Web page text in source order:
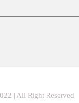
| All Right Reserved